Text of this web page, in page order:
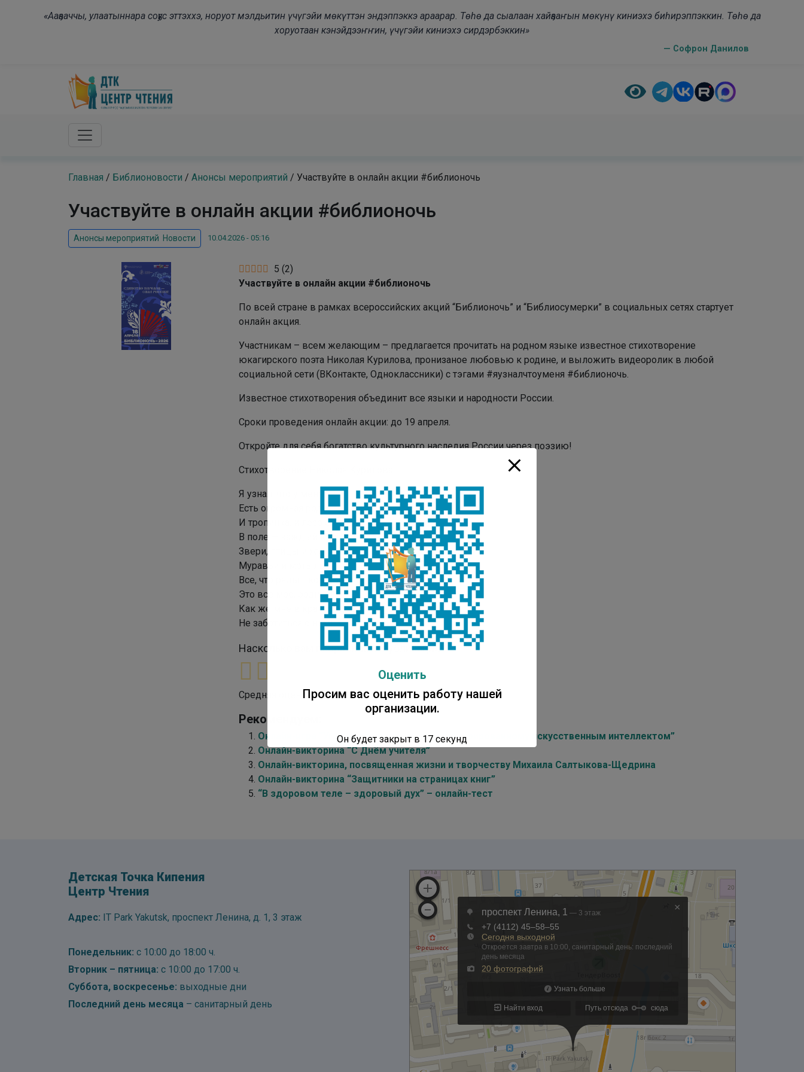
«Ааҕааччы, улаатыннара соҕус эттэххэ, норуот мэлдьитин үчүгэйи мөкүттэн эндэппэккэ араарар. Төһө да сыалаан хайҕааҥын мөкүнү киниэхэ биһирэппэккин. Төһө да
хоруотаан кэнэйдээҥҥин, үчүгэйи киниэхэ сирдэрбэккин»
— Софрон Данилов
Главная / Библионовости / Анонсы мероприятий / Участвуйте в онлайн акции #библионочь
Участвуйте в онлайн акции #библионочь
Анонсы мероприятий Новости 10.04.2026 - 05:16
5 (2)
Участвуйте в онлайн акции #библионочь
По всей стране в рамках всероссийских акций “Библионочь” и “Библиосумерки” в социальных сетях стартует
онлайн акция.
Участникам – всем желающим – предлагается прочитать на родном языке известное стихотворение
юкагирского поэта Николая Курилова, пронизаное любовью к родине, и выложить видеоролик в любой
социальной сети (ВКонтакте, Одноклассники) с тэгами #яузналчтоуменя #библионочь.
Известное стихотворения объединит все языки и народности России.
Сроки проведения онлайн акции: до 19 апреля.
Откройте для себя богатство культурного наследия России через поэзию!
Стихотворение Николая Курилова:
Я узнал, что у меня
Есть огромная родня:
И тропинка, и лесок,
В поле — каждый колосок,
Звери, птицы и жуки,
Муравьи и мотыльки…
Все, что рядышком со мною, —
Это все мое, родное!
Как же мне в краю родном
Не заботиться о нем!
Насколько вам понравилась публикация?
Средняя оценка5/ 5. Количество оценок:2
Рекомендуем:
Онлайн-игра “Угадай сказку по видео, сгенерированному искусственным интеллектом”
Онлайн-викторина “С Днём учителя”
Онлайн-викторина, посвященная жизни и творчеству Михаила Салтыкова-Щедрина
Онлайн-викторина “Защитники на страницах книг”
“В здоровом теле – здоровый дух” – онлайн-тест
Детская Точка Кипения
Центр Чтения
Адрес: IT Park Yakutsk, проспект Ленина, д. 1, 3 этаж
Понедельник: с 10:00 до 18:00 ч.
Вторник – пятница: с 10:00 до 17:00 ч.
Суббота, воскресенье: выходные дни
Последний день месяца – санитарный день
Оценить
Просим вас оценить работу нашей
организации.
Он будет закрыт в 16 секунд